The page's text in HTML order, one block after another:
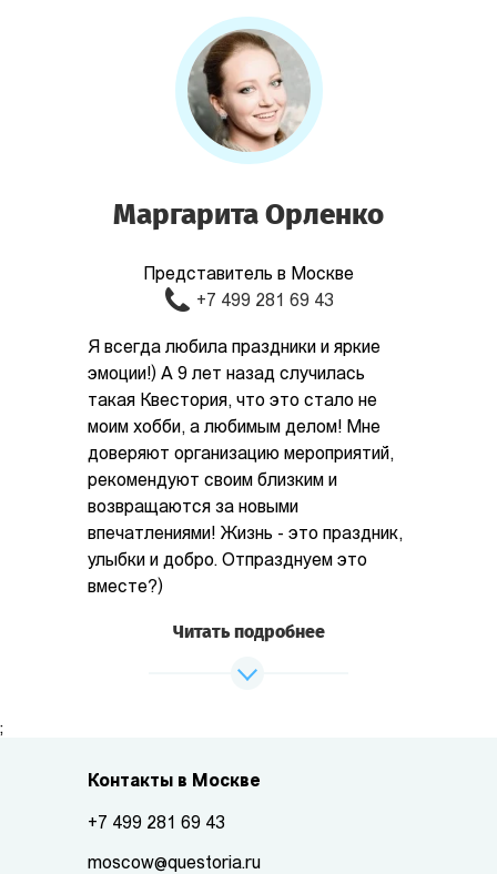
Маргарита Орленко
Представитель в Москве
+7 499 281 69 43
Я всегда любила праздники и яркие
эмоции!) А 9 лет назад случилась
такая Квестория, что это стало не
моим хобби, а любимым делом! Мне
доверяют организацию мероприятий,
рекомендуют своим близким и
возвращаются за новыми
впечатлениями! Жизнь - это праздник,
улыбки и добро. Отпразднуем это
вместе?)
Читать подробнее
;
Контакты в Москве
+7 499 281 69 43
moscow@questoria.ru